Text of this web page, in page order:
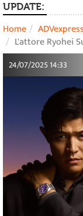
UPDATE:
Home ADVexpress
L'attore Ryohei
24/07/2025 14:33